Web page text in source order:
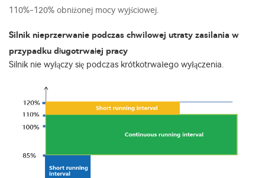
110%-120% obniżonej mocy wyjściowej.
Silnik nieprzerwanie podczas chwilowej utraty zasilania w
przypadku długotrwałej pracy
Silnik nie wyłączy się podczas krótkotrwałego wyłączenia.